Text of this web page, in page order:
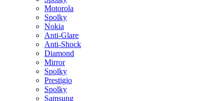
Motorola
Spolky
Nokia
Anti-Glare
Anti-Shock
Diamond
Mirror
Spolky
Prestigio
Spolky
Samsung